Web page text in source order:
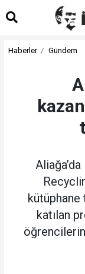
Haberler Gündem
kütüphane
katılan